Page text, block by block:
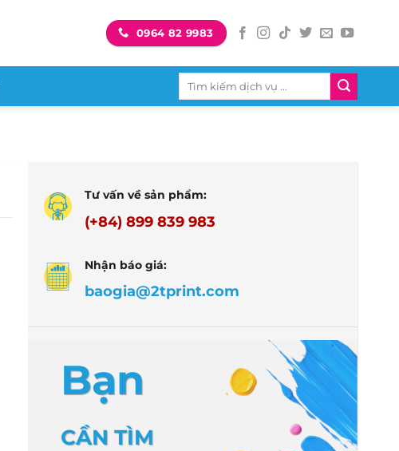
0964 82 9983
Tìm
Tư vấn về sản phẩm:
(+84) 899 839 983
Nhận báo giá:
baogia@2tprint.com
Bạn
CẦN TÌM